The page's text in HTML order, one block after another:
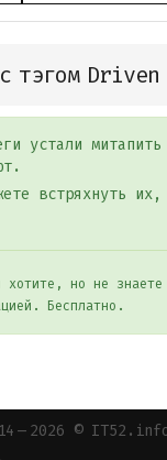
тэгом Driven
устали
встряхнуть их,
хотите, но не
Бесплатно.
— 2026 ©